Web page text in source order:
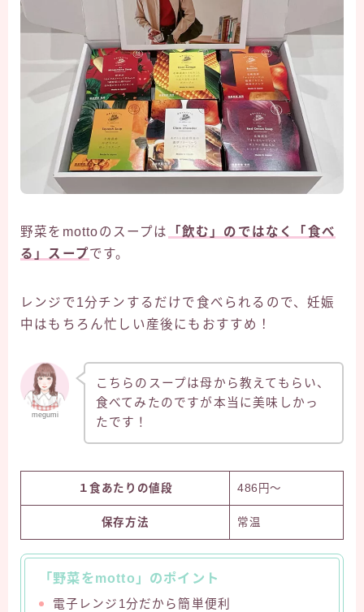
野菜をmottoのスープは
「飲む」のではなく「食べ
る」スープです。
レンジで1分チンするだけで食べられるので、妊娠
中はもちろん忙しい産後にもおすすめ！
megumi
こちらのスープは母から教えてもらい、
食べてみたのですが本当に美味しかっ
たです！
１食あたりの値段 486円〜
保存方法 常温
「野菜をmotto」のポイント
電子レンジ1分だから簡単便利